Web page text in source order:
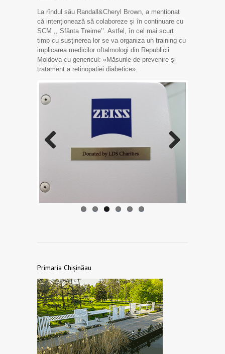
La rîndul său Randall&Cheryl Brown, a menționat
că intenționează să colaboreze și în continuare cu
SCM ,, Sfânta Treime’’. Astfel, în cel mai scurt
timp cu susținerea lor se va organiza un training cu
implicarea medicilor oftalmologi din Republicii
Moldova cu genericul: «Măsurile de prevenire și
tratament a retinopatiei diabetice».
Primaria Chișinăau